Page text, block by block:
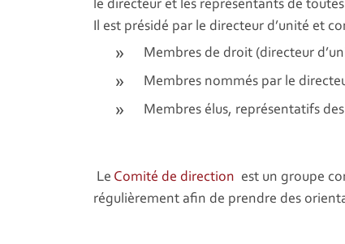
le directeur et les représentants de
Il est présidé par le directeur d’unité et
Membres de droit (directeur
Membres nommés par le
Membres élus, représentatifs
Le Comité de direction est un groupe
régulièrement afin de prendre des